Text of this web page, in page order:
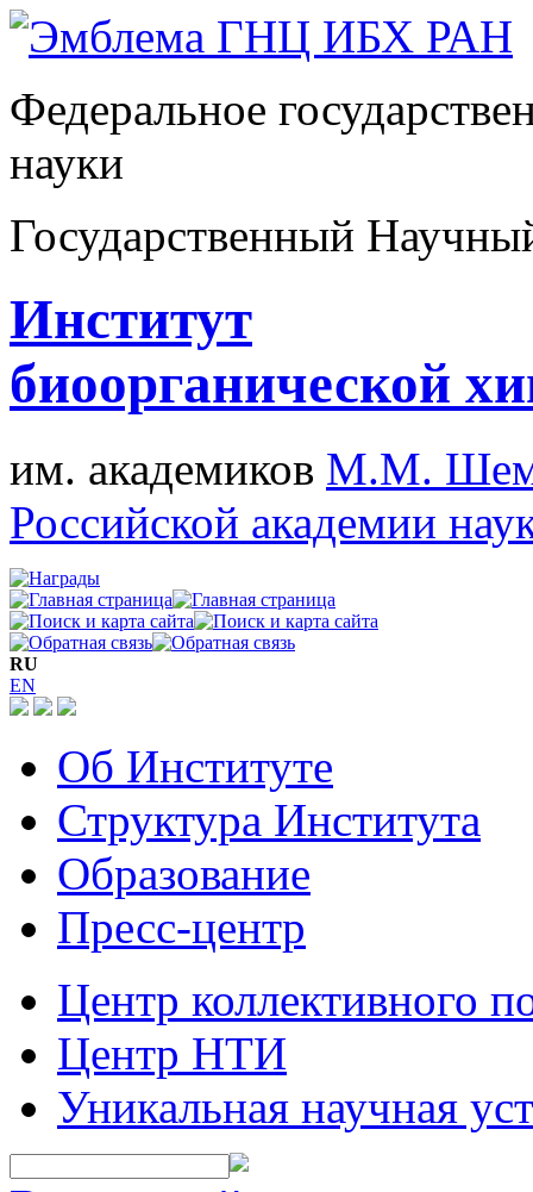
Федеральное
науки
Государственный
Институт
биоорганической
им. академиков М.М.
Российской академии
RU
EN
Об Институте
Структура Института
Образование
Пресс-центр
Центр коллективного
Центр НТИ
Уникальная научная